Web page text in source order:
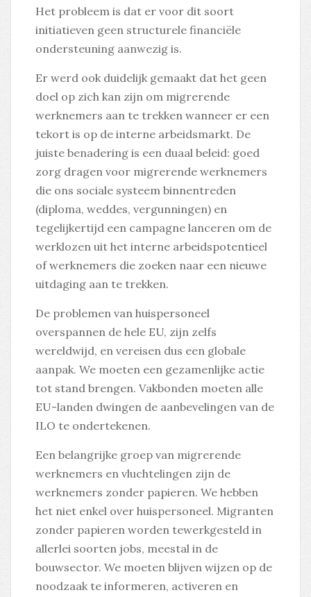
Het probleem is dat er voor dit soort
initiatieven geen structurele financiële
ondersteuning aanwezig is.
Er werd ook duidelijk gemaakt dat het geen
doel op zich kan zijn om migrerende
werknemers aan te trekken wanneer er een
tekort is op de interne arbeidsmarkt. De
juiste benadering is een duaal beleid: goed
zorg dragen voor migrerende werknemers
die ons sociale systeem binnentreden
(diploma, weddes, vergunningen) en
tegelijkertijd een campagne lanceren om de
werklozen uit het interne arbeidspotentieel
of werknemers die zoeken naar een nieuwe
uitdaging aan te trekken.
De problemen van huispersoneel
overspannen de hele EU, zijn zelfs
wereldwijd, en vereisen dus een globale
aanpak. We moeten een gezamenlijke actie
tot stand brengen. Vakbonden moeten alle
EU-landen dwingen de aanbevelingen van de
ILO te ondertekenen.
Een belangrijke groep van migrerende
werknemers en vluchtelingen zijn de
werknemers zonder papieren. We hebben
het niet enkel over huispersoneel. Migranten
zonder papieren worden tewerkgesteld in
allerlei soorten jobs, meestal in de
bouwsector. We moeten blijven wijzen op de
noodzaak te informeren, activeren en